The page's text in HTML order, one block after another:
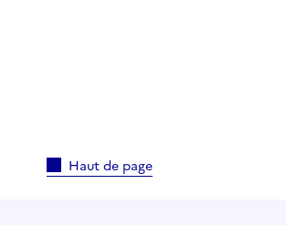
Haut de page